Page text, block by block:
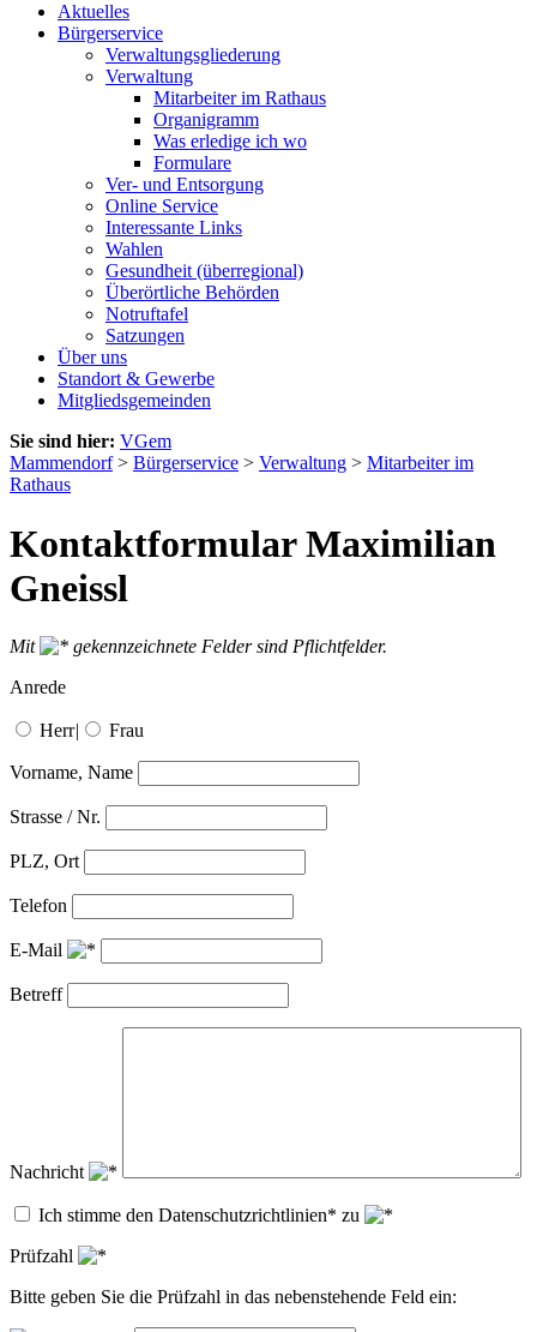
Aktuelles
Bürgerservice
Verwaltungsgliederung
Verwaltung
Mitarbeiter im Rathaus
Organigramm
Was erledige ich wo
Formulare
Ver- und Entsorgung
Online Service
Interessante Links
Wahlen
Gesundheit (überregional)
Überörtliche Behörden
Notruftafel
Satzungen
Über uns
Standort & Gewerbe
Mitgliedsgemeinden
Sie sind hier: VGem
Mammendorf> Bürgerservice > Verwaltung > Mitarbeiter im
Rathaus
Kontaktformular Maximilian
Gneissl
Mit
gekennzeichnete Felder sind Pflichtfelder.
Anrede
Herr| Frau
Vorname, Name
Strasse / Nr.
PLZ, Ort
Telefon
E-Mail
Betreff
Nachricht
Ich stimme den Datenschutzrichtlinien* zu
Prüfzahl
Bitte geben Sie die Prüfzahl in das nebenstehende Feld ein: